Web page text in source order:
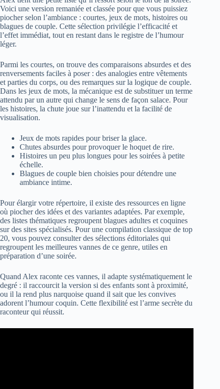
Voici une version remaniée et classée pour que vous puissiez
piocher selon l’ambiance : courtes, jeux de mots, histoires ou
blagues de couple. Cette sélection privilégie l’efficacité et
l’effet immédiat, tout en restant dans le registre de l’humour
léger.
Parmi les courtes, on trouve des comparaisons absurdes et des
renversements faciles à poser : des analogies entre vêtements
et parties du corps, ou des remarques sur la logique de couple.
Dans les jeux de mots, la mécanique est de substituer un terme
attendu par un autre qui change le sens de façon salace. Pour
les histoires, la chute joue sur l’inattendu et la facilité de
visualisation.
Jeux de mots rapides pour briser la glace.
Chutes absurdes pour provoquer le hoquet de rire.
Histoires un peu plus longues pour les soirées à petite
échelle.
Blagues de couple bien choisies pour détendre une
ambiance intime.
Pour élargir votre répertoire, il existe des ressources en ligne
où piocher des idées et des variantes adaptées. Par exemple,
des listes thématiques regroupent blagues adultes et coquines
sur des sites spécialisés. Pour une compilation classique de top
20, vous pouvez consulter des sélections éditoriales qui
regroupent les meilleures vannes de ce genre, utiles en
préparation d’une soirée.
Quand Alex raconte ces vannes, il adapte systématiquement le
degré : il raccourcit la version si des enfants sont à proximité,
ou il la rend plus narquoise quand il sait que les convives
adorent l’humour coquin. Cette flexibilité est l’arme secrète du
raconteur qui réussit.